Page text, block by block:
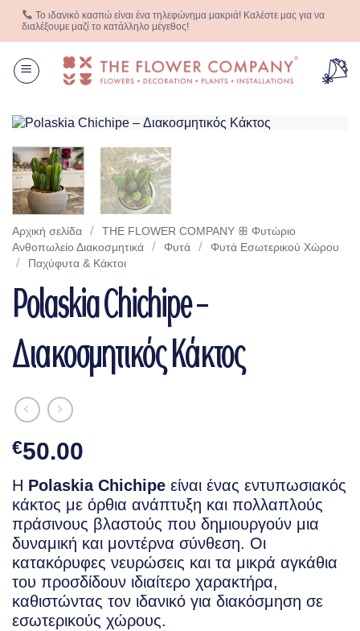
Μετάβαση
Το ιδανικό κασπώ είναι ένα τηλεφώνημα μακριά! Καλέστε μας για να
διαλέξουμε μαζί το κατάλληλο μέγεθος!
Αρχική σελίδα /
THE FLOWER COMPANY ꕥ Φυτώριο
Aνθοπωλείο Διακοσμητικά
/ Φυτά / Φυτά Eσωτερικού Xώρου
/ Παχύφυτα & Κάκτοι
Polaskia Chichipe –
Διακοσμητικός Κάκτος
€50.00
Η Polaskia Chichipe είναι ένας εντυπωσιακός
κάκτος με όρθια ανάπτυξη και πολλαπλούς
πράσινους βλαστούς που δημιουργούν μια
δυναμική και μοντέρνα σύνθεση. Οι
κατακόρυφες νευρώσεις και τα μικρά αγκάθια
του προσδίδουν ιδιαίτερο χαρακτήρα,
καθιστώντας τον ιδανικό για διακόσμηση σε
εσωτερικούς χώρους.